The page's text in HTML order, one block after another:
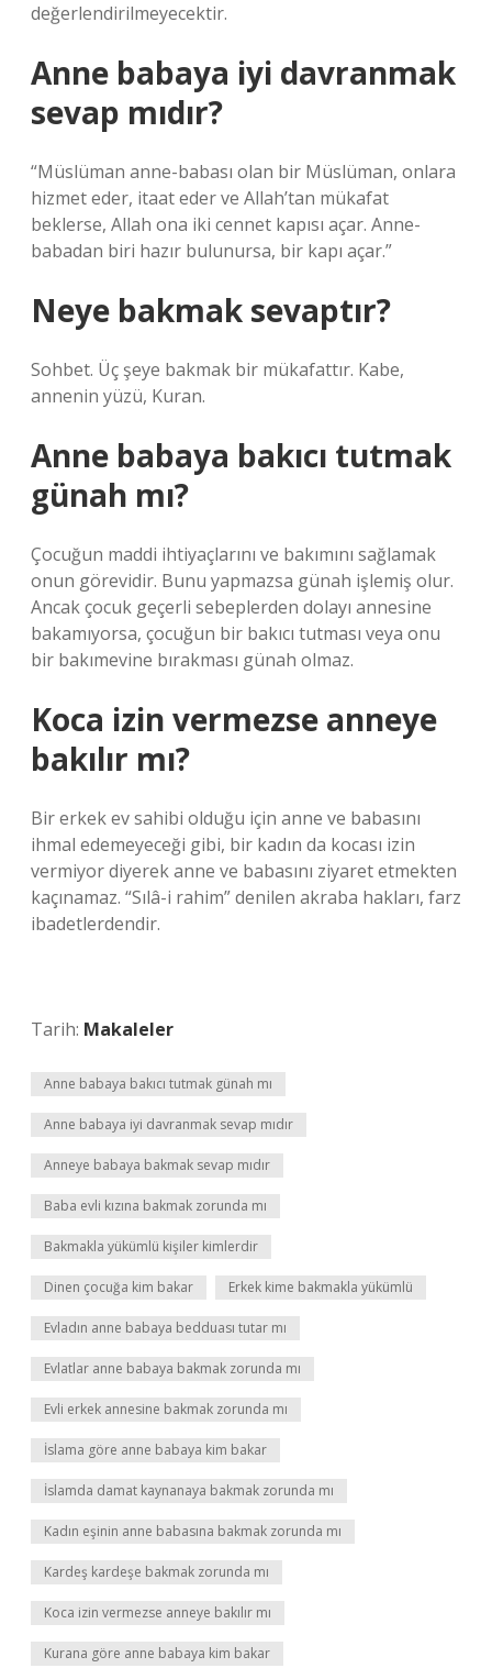
değerlendirilmeyecektir.
Anne babaya iyi davranmak
sevap mıdır?
“Müslüman anne-babası olan bir Müslüman, onlara
hizmet eder, itaat eder ve Allah’tan mükafat
beklerse, Allah ona iki cennet kapısı açar. Anne-
babadan biri hazır bulunursa, bir kapı açar.”
Neye bakmak sevaptır?
Sohbet. Üç şeye bakmak bir mükafattır. Kabe,
annenin yüzü, Kuran.
Anne babaya bakıcı tutmak
günah mı?
Çocuğun maddi ihtiyaçlarını ve bakımını sağlamak
onun görevidir. Bunu yapmazsa günah işlemiş olur.
Ancak çocuk geçerli sebeplerden dolayı annesine
bakamıyorsa, çocuğun bir bakıcı tutması veya onu
bir bakımevine bırakması günah olmaz.
Koca izin vermezse anneye
bakılır mı?
Bir erkek ev sahibi olduğu için anne ve babasını
ihmal edemeyeceği gibi, bir kadın da kocası izin
vermiyor diyerek anne ve babasını ziyaret etmekten
kaçınamaz. “Sılâ-i rahim” denilen akraba hakları, farz
ibadetlerdendir.
Tarih: Makaleler
Anne babaya bakıcı tutmak günah mı
Anne babaya iyi davranmak sevap mıdır
Anneye babaya bakmak sevap mıdır
Baba evli kızına bakmak zorunda mı
Bakmakla yükümlü kişiler kimlerdir
Dinen çocuğa kim bakar Erkek kime bakmakla yükümlü
Evladın anne babaya bedduası tutar mı
Evlatlar anne babaya bakmak zorunda mı
Evli erkek annesine bakmak zorunda mı
İslama göre anne babaya kim bakar
İslamda damat kaynanaya bakmak zorunda mı
Kadın eşinin anne babasına bakmak zorunda mı
Kardeş kardeşe bakmak zorunda mı
Koca izin vermezse anneye bakılır mı
Kurana göre anne babaya kim bakar